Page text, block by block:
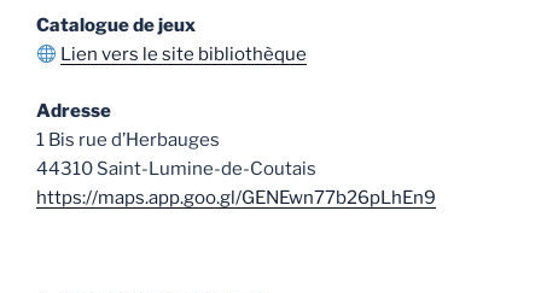
Catalogue de jeux
Lien vers le site bibliothèque
Adresse
1 Bis rue d’Herbauges
44310 Saint-Lumine-de-Coutais
https://maps.app.goo.gl/GENEwn77b26pLhEn9